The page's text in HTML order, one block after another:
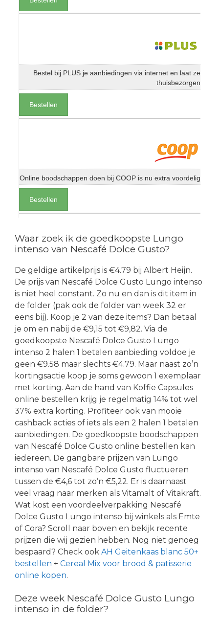
Bestel bij PLUS je aanbiedingen via internet en laat ze
thuisbezorgen
Bestellen
Online boodschappen doen bij COOP is nu extra voordelig
Bestellen
Waar zoek ik de goedkoopste Lungo
intenso van Nescafé Dolce Gusto?
De geldige artikelprijs is €4.79 bij Albert Heijn.
De prijs van Nescafé Dolce Gusto Lungo intenso
is niet heel constant. Zo nu en dan is dit item in
de folder (pak ook de folder van week 32 er
eens bij). Koop je 2 van deze items? Dan betaal
je om en nabij de €9,15 tot €9,82. Via de
goedkoopste Nescafé Dolce Gusto Lungo
intenso 2 halen 1 betalen aanbieding voldoe je
geen €9.58 maar slechts €4.79. Maar naast zo’n
kortingsactie koop je soms gewoon 1 exemplaar
met korting. Aan de hand van Koffie Capsules
online bestellen krijg je regelmatig 14% tot wel
37% extra korting. Profiteer ook van mooie
cashback acties of iets als een 2 halen 1 betalen
aanbiedingen. De goedkoopste boodschappen
van Nescafé Dolce Gusto online bestellen kan
iedereen. De gangbare prijzen van Lungo
intenso van Nescafé Dolce Gusto fluctueren
tussen de €4,6 tot zo’n €5,22. Er is daarnaast
veel vraag naar merken als Vitamalt of Vitakraft.
Wat kost een voordeelverpakking Nescafé
Dolce Gusto Lungo intenso bij winkels als Emte
of Cora? Scroll naar boven en bekijk recente
prijzen die wij gezien hebben. Nog niet genoeg
bespaard? Check ook AH Geitenkaas blanc 50+
bestellen + Cereal Mix voor brood & patisserie
online kopen.
Deze week Nescafé Dolce Gusto Lungo
intenso in de folder?